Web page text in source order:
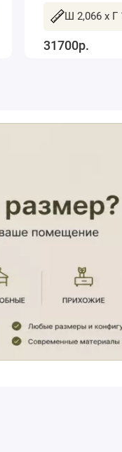
Ш 2,066 x Г
31700р.